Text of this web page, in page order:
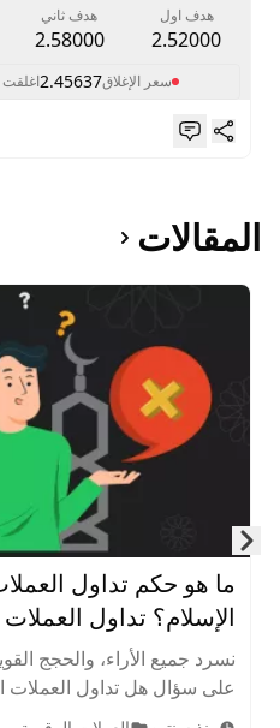
هدف اول
2.52000
هدف ثاني
2.58000
سعر الإغلاق2.45637
المقالات
ما هو حكم تداول
الإسلام؟ تداول
حرام؟
نسرد جميع الأراء، والحجج
على سؤال هل تداول العملات
يسعى هذا الموضوع إلى
Skip to next slide page